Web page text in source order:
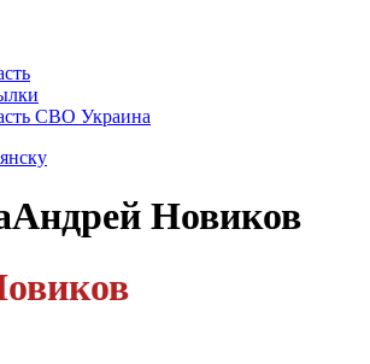
СВО Украина
Андрей Новиков